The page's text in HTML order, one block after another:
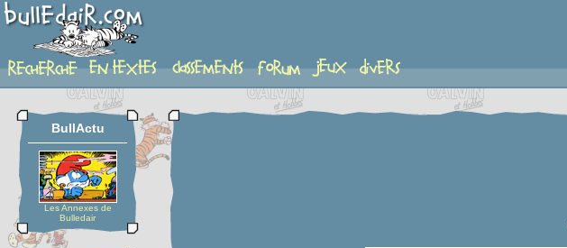
planche
BullActu
Les Annexes de
Bulledair